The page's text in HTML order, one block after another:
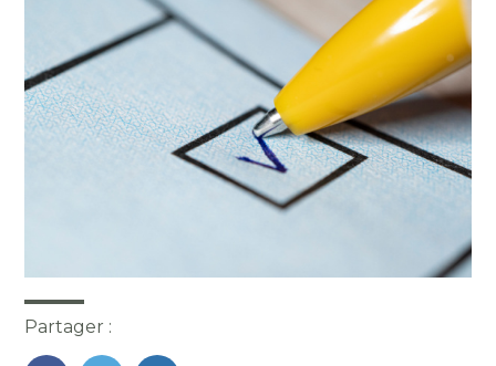
Partager :